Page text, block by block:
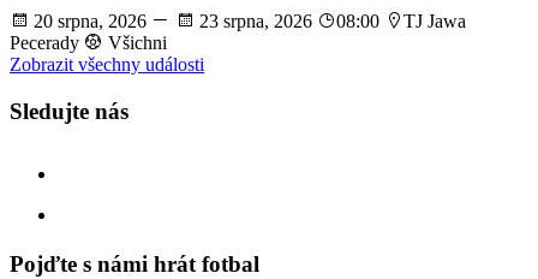
20 srpna, 2026 23 srpna, 2026 08:00
TJ Jawa
Pecerady
Všichni
Zobrazit všechny události
Sledujte nás
Pojďte s námi hrát fotbal